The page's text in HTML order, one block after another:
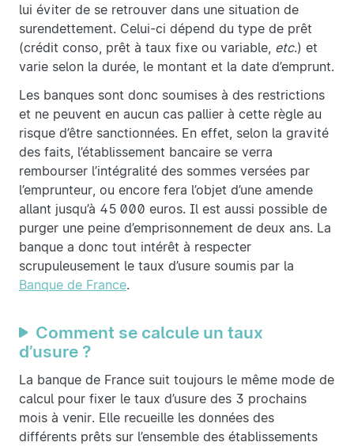
lui éviter de se retrouver dans une situation de
surendettement. Celui-ci dépend du type de prêt
(crédit conso, prêt à taux fixe ou variable, etc.) et
varie selon la durée, le montant et la date d’emprunt.
Les banques sont donc soumises à des restrictions
et ne peuvent en aucun cas pallier à cette règle au
risque d’être sanctionnées. En effet, selon la gravité
des faits, l’établissement bancaire se verra
rembourser l’intégralité des sommes versées par
l’emprunteur, ou encore fera l’objet d’une amende
allant jusqu’à 45 000 euros. Il est aussi possible de
purger une peine d’emprisonnement de deux ans. La
banque a donc tout intérêt à respecter
scrupuleusement le taux d’usure soumis par la
Banque de France.
Comment se calcule un taux
d’usure ?
La banque de France suit toujours le même mode de
calcul pour fixer le taux d’usure des 3 prochains
mois à venir. Elle recueille les données des
différents prêts sur l’ensemble des établissements